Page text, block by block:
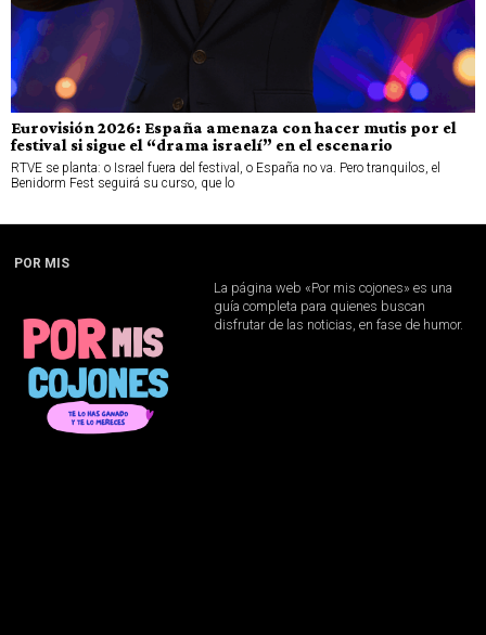
Eurovisión 2026: España amenaza con hacer mutis por el
festival si sigue el “drama israelí” en el escenario
RTVE se planta: o Israel fuera del festival, o España no va. Pero tranquilos, el
Benidorm Fest seguirá su curso, que lo
POR MIS
La página web «Por mis cojones» es una
guía completa para quienes buscan
disfrutar de las noticias, en fase de humor.